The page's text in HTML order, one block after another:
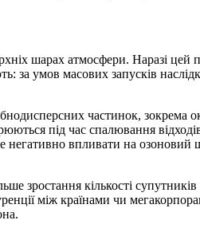
шарах атмосфери. Наразі цей
за умов масових запусків
частинок, зокрема
під час спалювання
негативно впливати на озоновий
зростання кількості
між країнами чи